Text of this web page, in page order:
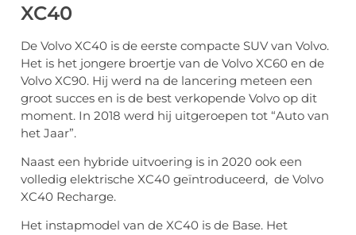
XC40
De Volvo XC40 is de eerste compacte SUV van Volvo.
Het is het jongere broertje van de Volvo XC60 en de
Volvo XC90. Hij werd na de lancering meteen een
groot succes en is de best verkopende Volvo op dit
moment. In 2018 werd hij uitgeroepen tot “Auto van
het Jaar”.
Naast een hybride uitvoering is in 2020 ook een
volledig elektrische XC40 geïntroduceerd, de Volvo
XC40 Recharge.
Het instapmodel van de XC40 is de Base. Het